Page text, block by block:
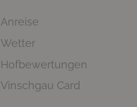
Anreise
Wetter
Hofbewertungen
Vinschgau Card